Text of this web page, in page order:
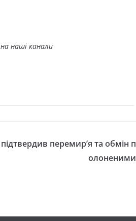
наші канали
перемир’я та обмін п
олоненими